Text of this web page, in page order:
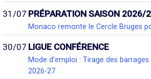
31/07 PRÉPARATION SAISON 2026/
Monaco remonte le Cercle Bruges
30/07 LIGUE CONFÉRENCE
Mode d'emploi : Tirage des
2026-27